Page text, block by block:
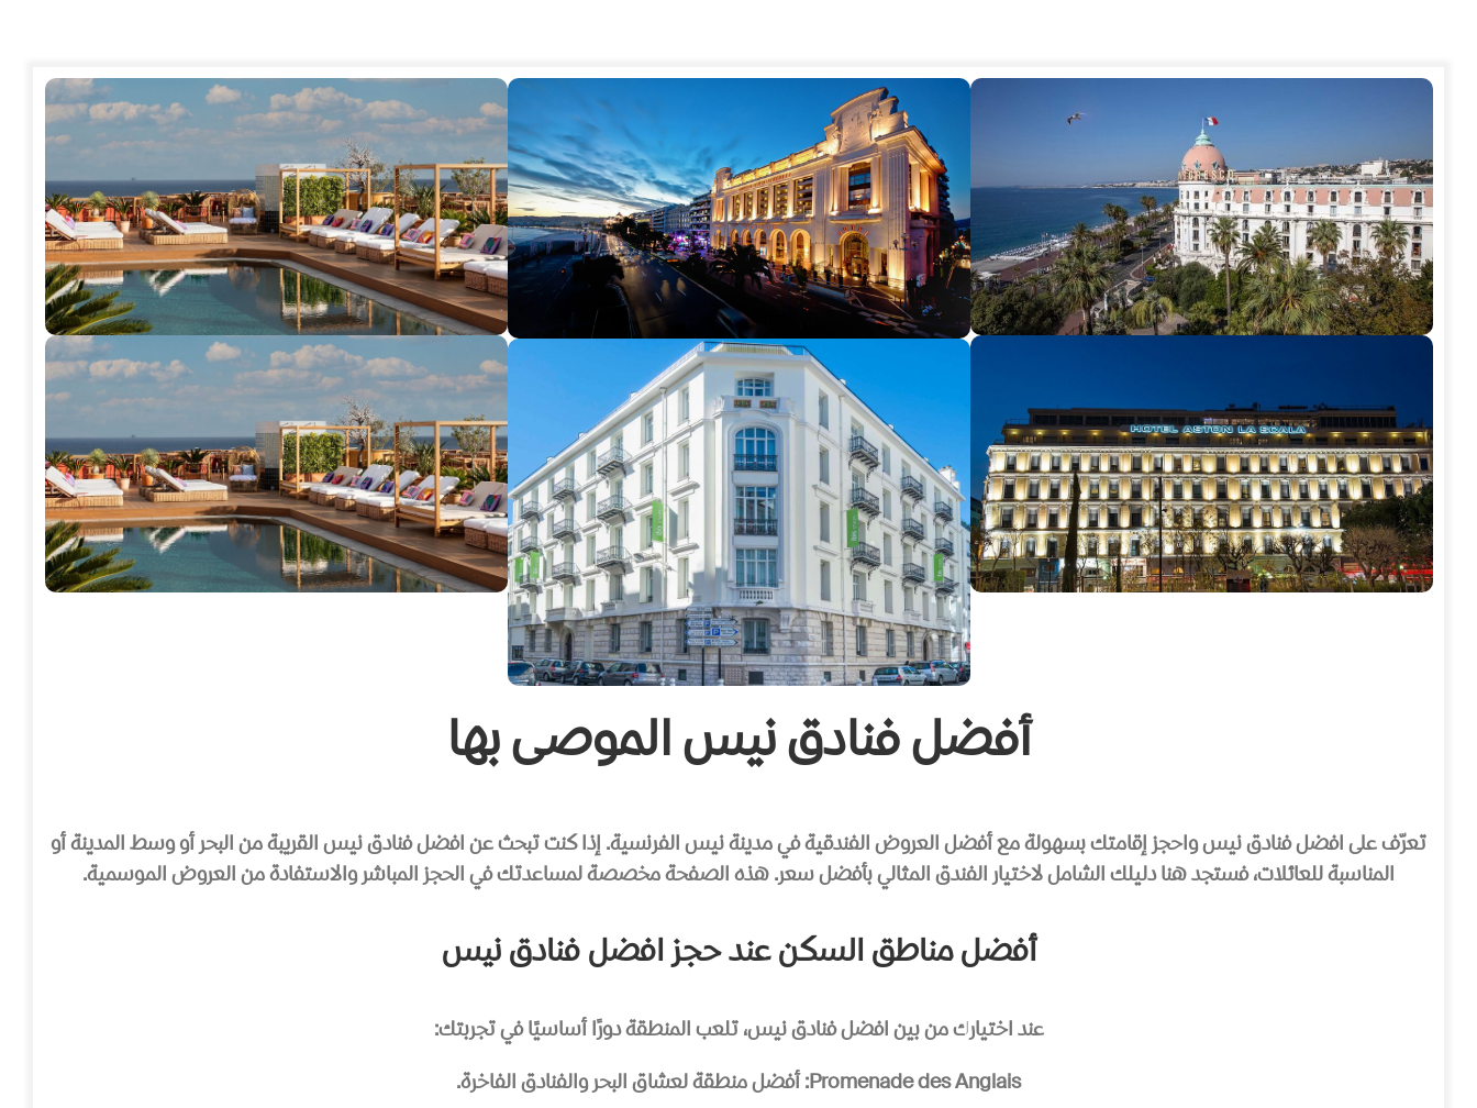
أفضل فنادق نيس الموصى بها
تعرّف على افضل فنادق نيس واحجز إقامتك بسهولة مع أفضل العروض الفندقية في مدينة نيس الفرنسية. إذا كنت تبحث عن افضل فنادق نيس القريبة من البحر أو وسط المدينة أو
المناسبة للعائلات، فستجد هنا دليلك الشامل لاختيار الفندق المثالي بأفضل سعر. هذه الصفحة مخصصة لمساعدتك في الحجز المباشر والاستفادة من العروض الموسمية.
أفضل مناطق السكن عند حجز افضل فنادق نيس
عند اختيارك من بين افضل فنادق نيس، تلعب المنطقة دورًا أساسيًا في تجربتك:
Promenade des Anglais: أفضل منطقة لعشاق البحر والفنادق الفاخرة.